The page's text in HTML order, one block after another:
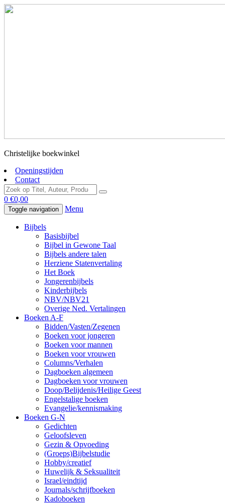
Christelijke boekwinkel
Openingstijden
Contact
0 €0,00
Toggle navigation Menu
Bijbels
Basisbijbel
Bijbel in Gewone Taal
Bijbels andere talen
Herziene Statenvertaling
Het Boek
Jongerenbijbels
Kinderbijbels
NBV/NBV21
Overige Ned. Vertalingen
Boeken A-F
Bidden/Vasten/Zegenen
Boeken voor jongeren
Boeken voor mannen
Boeken voor vrouwen
Columns/Verhalen
Dagboeken algemeen
Dagboeken voor vrouwen
Doop/Belijdenis/Heilige Geest
Engelstalige boeken
Evangelie/kennismaking
Boeken G-N
Gedichten
Geloofsleven
Gezin & Opvoeding
(Groeps)Bijbelstudie
Hobby/creatief
Huwelijk & Seksualiteit
Israel/eindtijd
Journals/schrijfboeken
Kadoboeken